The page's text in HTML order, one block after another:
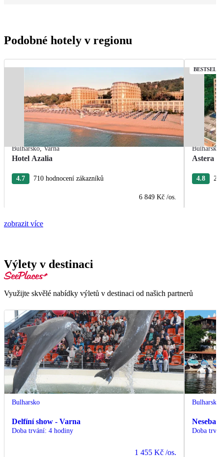
Podobné hotely v regionu
Bulharsko,Varna
Hotel Azalia
4.7 710 hodnocení zákazníků
6 849 Kč /os.
Bulharsko
Astera
4.8
zobrazit více
Výlety v destinaci
Využijte skvělé nabídky výletů v destinaci od našich partnerů
Bulharsko
Delfíní show - Varna
Doba trvání: 4 hodiny
1 455 Kč /os.
Bulharsko
Doba